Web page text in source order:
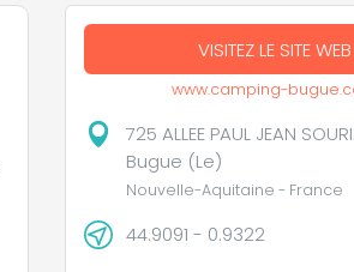
VISITEZ LE SITE WEB
www.camping-
725 ALLEE PAUL JEAN
Bugue (Le)
Nouvelle-Aquitaine - France
44.9091 - 0.9322